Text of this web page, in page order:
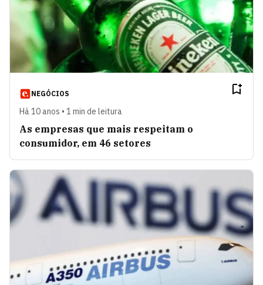
NEGÓCIOS
Há 10 anos • 1 min de leitura
As empresas que mais respeitam o
consumidor, em 46 setores